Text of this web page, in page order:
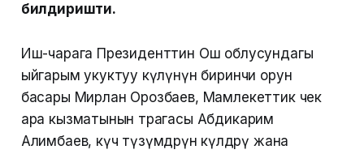
билдиришти.
Иш-чарага Президенттин Ош облусундагы
ыйгарым укуктуу өкүлүнүн биринчи орун
басары Мирлан Орозбаев, Мамлекеттик чек
ара кызматынын төрагасы Абдикарим
Алимбаев, күч түзүмдөрүн өкүлдөрү жана